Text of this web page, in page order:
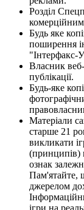
Розділ
Будь яке
поширення
"Інтерфакс-
Власник
публікації.
Будь-яке
Матеріали
старше 21
викликати
(принципів)
ознак
Пам'ятайте,
джерелом
ігри на